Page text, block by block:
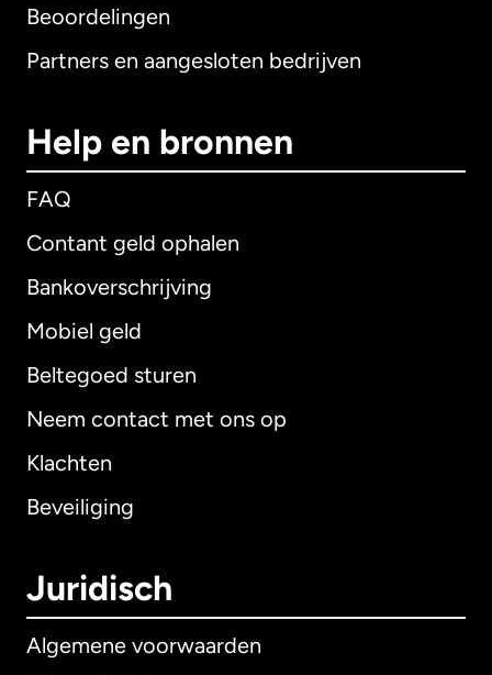
Beoordelingen
Partners en aangesloten bedrijven
Help en bronnen
FAQ
Contant geld ophalen
Bankoverschrijving
Mobiel geld
Beltegoed sturen
Neem contact met ons op
Klachten
Beveiliging
Juridisch
Algemene voorwaarden